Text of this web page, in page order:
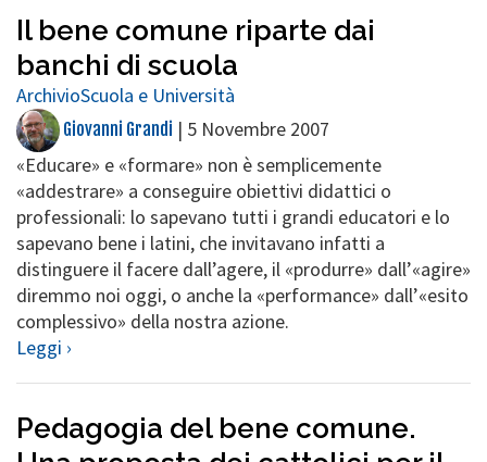
Il bene comune riparte dai
banchi di scuola
ArchivioScuola e Università
Giovanni Grandi | 5 Novembre 2007
«Educare» e «formare» non è semplicemente
«addestrare» a conseguire obiettivi didattici o
professionali: lo sapevano tutti i grandi educatori e lo
sapevano bene i latini, che invitavano infatti a
distinguere il facere dall’agere, il «produrre» dall’«agire»
diremmo noi oggi, o anche la «performance» dall’«esito
complessivo» della nostra azione.
Leggi ›
Pedagogia del bene comune.